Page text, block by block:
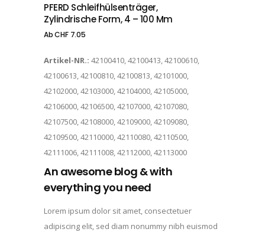
PFERD Schleifhülsenträger,
Zylindrische Form, 4 – 100 Mm
AbCHF7.05
Artikel-NR.: 42100410, 42100413, 42100610,
42100613, 42100810, 42100813, 42101000,
42102000, 42103000, 42104000, 42105000,
42106000, 42106500, 42107000, 42107080,
42107500, 42108000, 42109000, 42109080,
42109500, 42110000, 42110080, 42110500,
42111006, 42111008, 42112000, 42113000
An awesome blog & with
everything you need
Lorem ipsum dolor sit amet, consectetuer
adipiscing elit, sed diam nonummy nibh euismod